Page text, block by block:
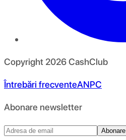
Copyright 2026CashClub
Întrebări frecventeANPC
Abonare newsletter
Abonare